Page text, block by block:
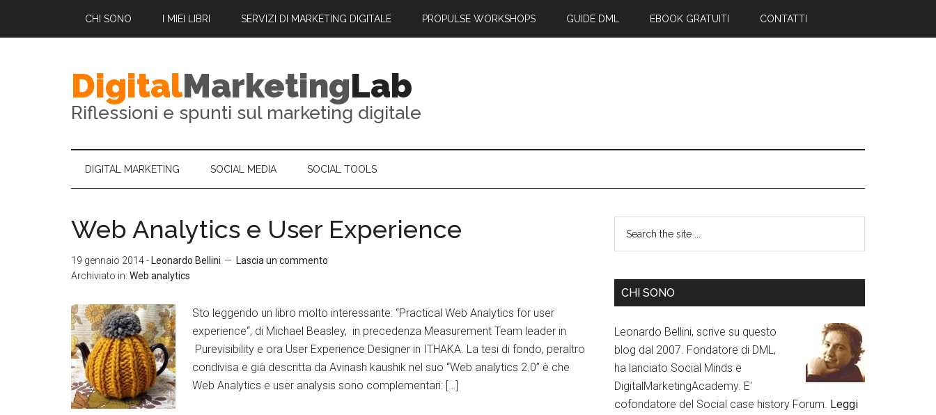
CHI SONO I MIEI LIBRI SERVIZI DI MARKETING DIGITALE PROPULSE WORKSHOPS GUIDE DML EBOOK GRATUITI CONTATTI
DigitalMarketingLab
Riflessioni e spunti sul marketing digitale
DIGITAL MARKETING SOCIAL MEDIA SOCIAL TOOLS
Web Analytics e User Experience
19 gennaio 2014- Leonardo Bellini
Lascia un commento
Archiviato in: Web analytics
Sto leggendo un libro molto interessante: “Practical Web Analytics for user
experience“, di Michael Beasley, in precedenza Measurement Team leader in
Purevisibility e ora User Experience Designer in ITHAKA. La tesi di fondo, peraltro
condivisa e già descritta da Avinash kaushik nel suo “Web analytics 2.0” è che
Web Analytics e user analysis sono complementari: […]
CHI SONO
Leonardo Bellini, scrive su questo
blog dal 2007. Fondatore di DML,
ha lanciato Social Minds e
DigitalMarketingAcademy. E'
cofondatore del Social case history Forum. Leggi